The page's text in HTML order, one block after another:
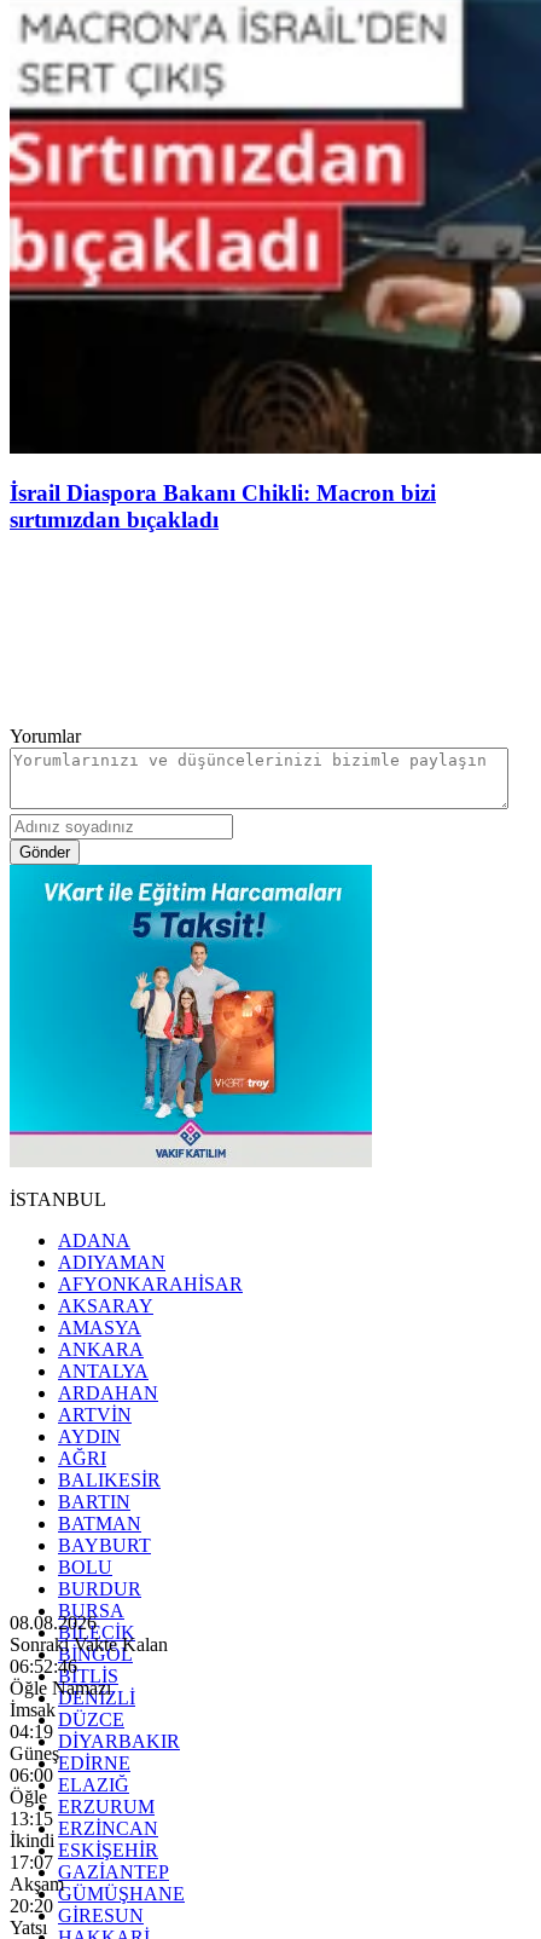
İsrail Diaspora Bakanı Chikli: Macron bizi
sırtımızdan bıçakladı
Yorumlar
Gönder
İSTANBUL
ADANA
ADIYAMAN
AFYONKARAHİSAR
AKSARAY
AMASYA
ANKARA
ANTALYA
ARDAHAN
ARTVİN
AYDIN
AĞRI
BALIKESİR
BARTIN
BATMAN
BAYBURT
BOLU
BURDUR
BURSA
BİLECİK
BİNGÖL
BİTLİS
DENİZLİ
DÜZCE
DİYARBAKIR
EDİRNE
ELAZIĞ
ERZURUM
ERZİNCAN
ESKİŞEHİR
GAZİANTEP
GÜMÜŞHANE
GİRESUN
08.08.2026
Sonraki Vakte Kalan
06:52:44
Öğle Namazı
İmsak
04:19
Güneş
06:00
Öğle
13:15
İkindi
17:07
Akşam
20:20
Yatsı